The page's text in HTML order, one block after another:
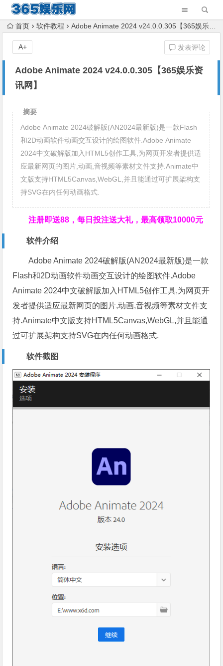
首页 软件教程 Adobe Animate 2024 v24.0.0.305【365娱乐资讯网】
Adobe Animate 2024 v24.0.0.305【365娱乐资
讯网】
发表评论
A+
摘要
Adobe Animate 2024破解版(AN2024最新版)是一款Flash
和2D动画软件动画交互设计的绘图软件.Adobe Animate
2024中文破解版加入HTML5创作工具,为网页开发者提供适
应最新网页的图片,动画,音视频等素材文件支持.Animate中
文版支持HTML5Canvas,WebGL,并且能通过可扩展架构支
持SVG在内任何动画格式.
注册即送88，每日投注送大礼，最高领取10000元
软件介绍
Adobe Animate 2024破解版(AN2024最新版)是一款
Flash和2D动画软件动画交互设计的绘图软件.Adobe
Animate 2024中文破解版加入HTML5创作工具,为网页开
发者提供适应最新网页的图片,动画,音视频等素材文件支
持.Animate中文版支持HTML5Canvas,WebGL,并且能通
过可扩展架构支持SVG在内任何动画格式.
软件截图